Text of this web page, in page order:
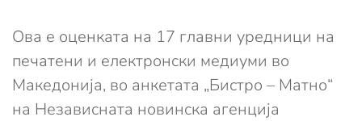
Ова е оценката на 17 главни уредници на
печатени и електронски медиуми во
Македонија, во анкетата „Бистро – Матно“
на Независната новинска агенција